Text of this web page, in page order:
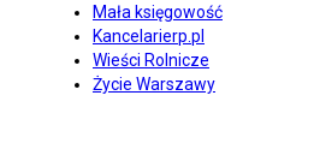
Mała księgowość
Kancelarierp.pl
Wieści Rolnicze
Życie Warszawy